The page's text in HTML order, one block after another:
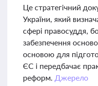
Це стратегічний
України, який
сфері правосуддя,
забезпечення
основою для
ЄС і передбачає
реформ. Джерело